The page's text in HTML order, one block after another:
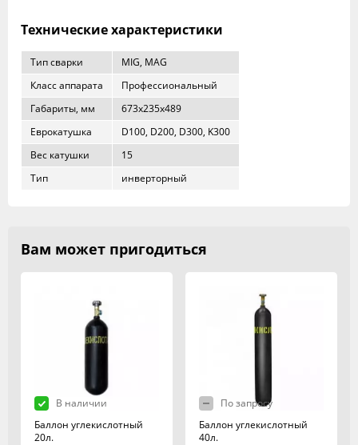
Технические характеристики
Тип сварки
MIG, MAG
Класс аппарата
Профессиональный
Габариты, мм
673x235x489
Еврокатушка
D100, D200, D300, K300
Вес катушки
15
Тип
инверторный
Вам может пригодиться
В наличии
Баллон углекислотный
20л.
По запросу
Баллон углекислотный
40л.